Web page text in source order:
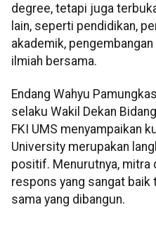
degree, tetapi juga
lain, seperti pendidikan,
akademik,
ilmiah bersama.
Endang Wahyu
selaku Wakil Dekan
FKI UMS menyampaikan
University merupakan
positif. Menurutnya, mitra
respons yang sangat baik
sama yang dibangun.